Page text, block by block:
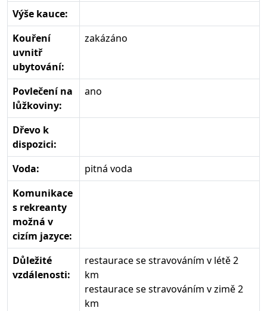
Výše kauce:
Kouření
uvnitř
ubytování:
zakázáno
Povlečení na
lůžkoviny:
ano
Dřevo k
dispozici:
Voda:
pitná voda
Komunikace
s rekreanty
možná v
cizím jazyce:
Důležité
vzdálenosti:
restaurace se stravováním v létě 2
km
restaurace se stravováním v zimě 2
km